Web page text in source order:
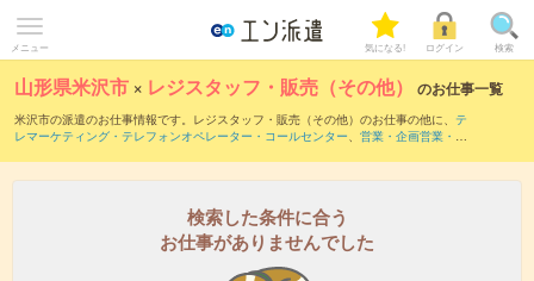
メニュー 気になる! ログイン 検索
山形県米沢市 × レジスタッフ・販売（その他） のお仕事一覧
米沢市の派遣のお仕事情報です。レジスタッフ・販売（その他）のお仕事の他に、 テ
レマーケティング・テレフォンオペレーター・コールセンター、 営業・企画営業・ラ
す。職種辞典：レジスタッフ・販売（その他）のお仕事とは？とは？
検索した条件に合う
お仕事がありませんでした